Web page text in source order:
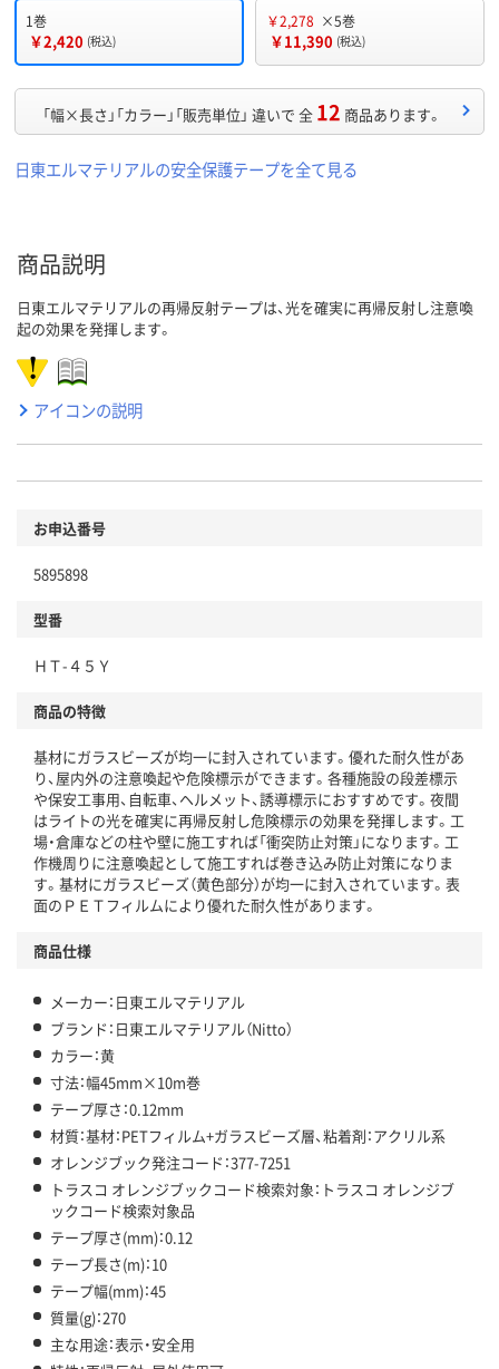
1巻
￥2,420 (税込)
￥2,278 ×5巻
￥11,390 (税込)
「幅×長さ」「カラー」「販売単位」 違いで 全 12 商品あります。
日東エルマテリアルの安全保護テープを全て見る
商品説明
日東エルマテリアルの再帰反射テープは、光を確実に再帰反射し注意喚
起の効果を発揮します。
アイコンの説明
お申込番号
5895898
型番
ＨＴ-４５Ｙ
商品の特徴
基材にガラスビーズが均一に封入されています。優れた耐久性があ
り、屋内外の注意喚起や危険標示ができます。各種施設の段差標示
や保安工事用、自転車、ヘルメット、誘導標示におすすめです。夜間
はライトの光を確実に再帰反射し危険標示の効果を発揮します。工
場・倉庫などの柱や壁に施工すれば「衝突防止対策」になります。工
作機周りに注意喚起として施工すれば巻き込み防止対策になりま
す。基材にガラスビーズ（黄色部分）が均一に封入されています。表
面のＰＥＴフィルムにより優れた耐久性があります。
商品仕様
メーカー：日東エルマテリアル
ブランド：日東エルマテリアル（Nitto）
カラー：黄
寸法：幅45mm×10m巻
テープ厚さ：0.12mm
材質：基材：PETフィルム+ガラスビーズ層、粘着剤：アクリル系
オレンジブック発注コード：377-7251
トラスコ オレンジブックコード検索対象：トラスコ オレンジブ
ックコード検索対象品
テープ厚さ(mm)：0.12
テープ長さ(m)：10
テープ幅(mm)：45
質量(g)：270
主な用途：表示・安全用